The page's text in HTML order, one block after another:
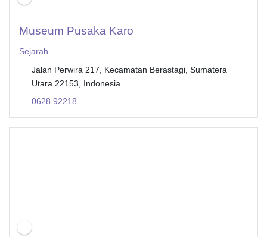
Museum Pusaka Karo
Sejarah
Jalan Perwira 217, Kecamatan Berastagi, Sumatera
Utara 22153, Indonesia
0628 92218